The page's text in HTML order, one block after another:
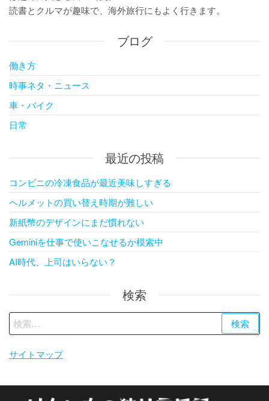
読書とクルマが趣味で、海外旅行にもよく行きます。
ブログ
働き方
時事ネタ・ニュース
車・バイク
日常
最近の投稿
コンビニの冷凍食品が最近美味しすぎる
ヘルメットの買い替え時期が難しい
新紙幣のデザインにまだ慣れない
Geminiを仕事で使いこなせるか模索中
AI時代、上司はいらない？
検索
検
索:
サイトマップ